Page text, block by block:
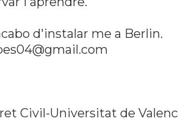
d'instalar me a Berlin.
Civil-Universitat de